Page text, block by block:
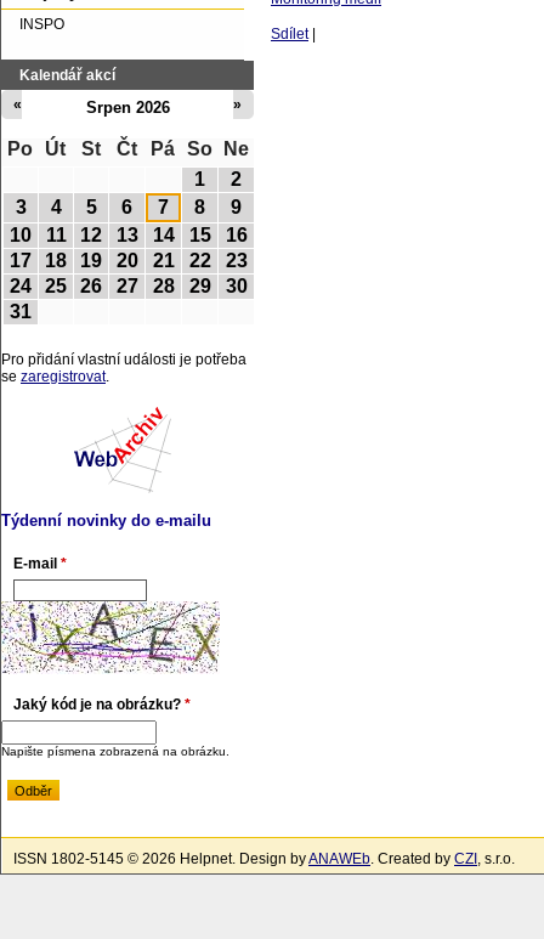
Sdílet
INSPO
Kalendář akcí
Srpen 2026
« »
Po Út St Čt Pá So
Ne
1
2
3
4 5 6 7 8
9
10
11 12 13 14 15
16
17
18 19 20 21 22
23
24
25 26 27 28 29
30
31
Pro přidání vlastní události je potřeba
se zaregistrovat.
Týdenní novinky do e-mailu
E-mail *
Jaký kód je na obrázku? *
Napište písmena zobrazená na obrázku.
ISSN 1802-5145 © 2026 Helpnet. Design byANAWEb. Created by CZI , s.r.o.